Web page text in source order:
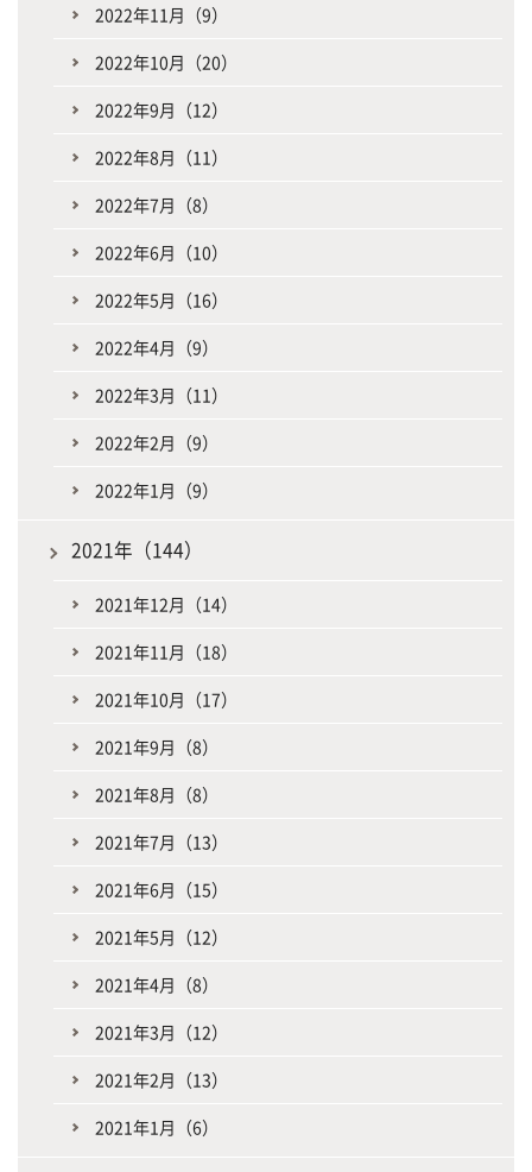
2022年11月（9）
2022年10月（20）
2022年9月（12）
2022年8月（11）
2022年7月（8）
2022年6月（10）
2022年5月（16）
2022年4月（9）
2022年3月（11）
2022年2月（9）
2022年1月（9）
2021年（144）
2021年12月（14）
2021年11月（18）
2021年10月（17）
2021年9月（8）
2021年8月（8）
2021年7月（13）
2021年6月（15）
2021年5月（12）
2021年4月（8）
2021年3月（12）
2021年2月（13）
2021年1月（6）